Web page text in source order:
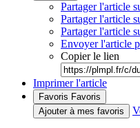
Partager l'article
Partager l'article
Partager l'article
Envoyer l'article
Copier le lien
Imprimer l'article
Favoris Favoris
Ajouter à mes favoris